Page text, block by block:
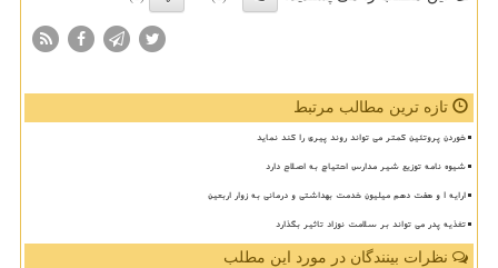
تازه ترین مطالب مرتبط
خوردن پروتئین کمتر می تواند روند پیری را کند نماید
شیوه نامه توزیع شیر مدارس احتیاج به اصلاح دارد
ارایه ۱ و هفت دهم میلیون خدمت بهداشتی و درمانی به زوار اربعین
تغذیه پدر می تواند بر سلامت نوزاد تاثیر بگذارد
نظرات بینندگان در مورد این مطلب